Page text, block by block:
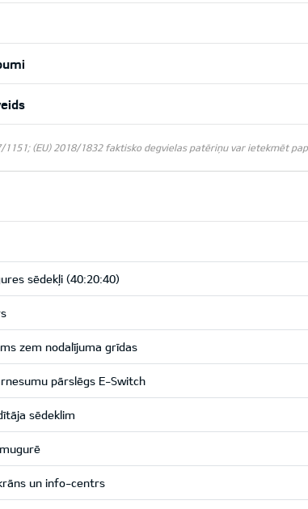
1151; (EU) 2018/1832 faktisko degvielas patēriņu var ietekmēt
sēdekļi (40:20:40)
zem nodalījuma grīdas
pārslēgs E-Switch
sēdeklim
un info-centrs